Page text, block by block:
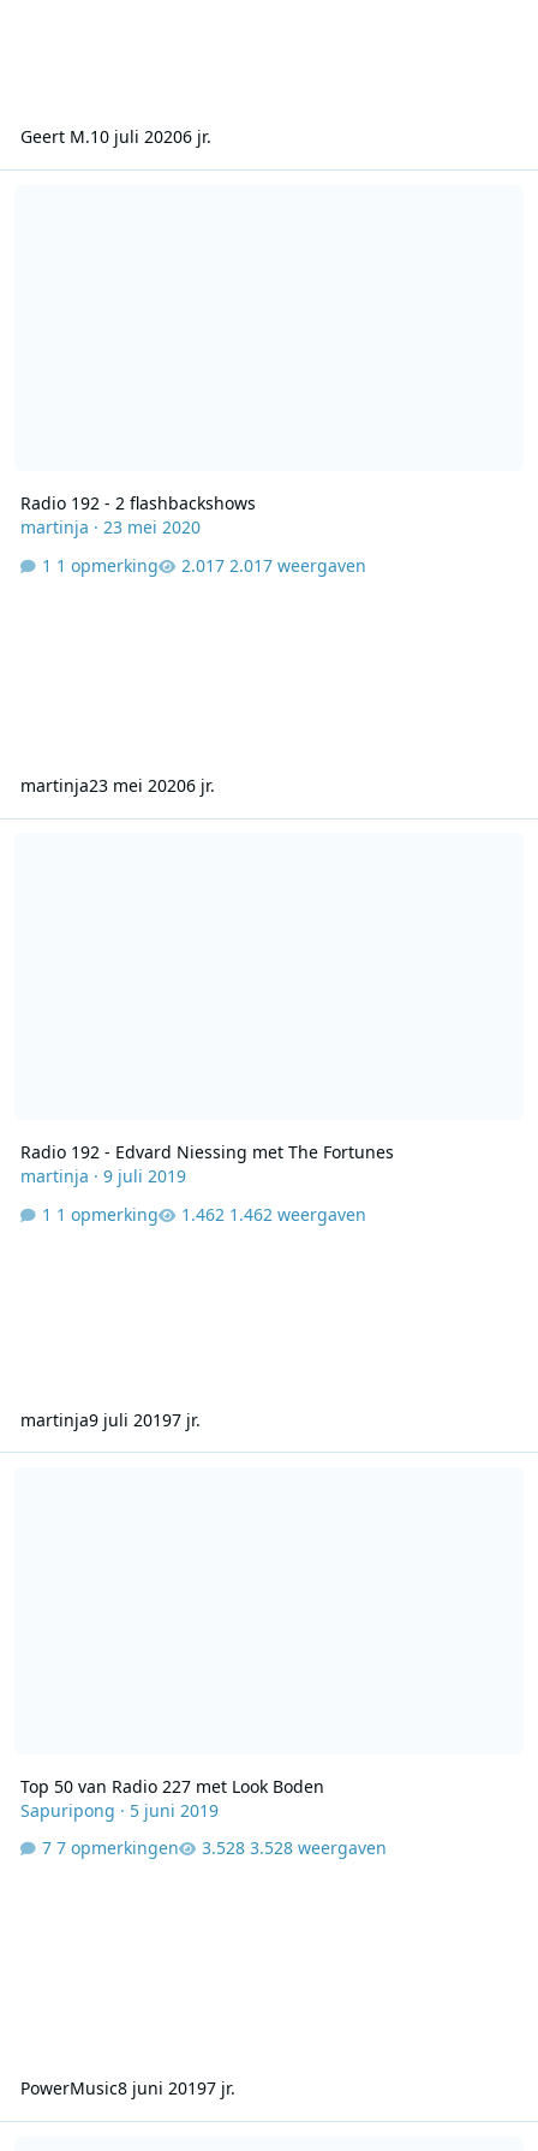
Geert M.10 juli 20206 jr.
Radio 192 - 2 flashbackshows
martinja · 23 mei 2020
1 opmerking
2.017 weergaven
martinja23 mei 20206 jr.
Radio 192 - Edvard Niessing met The Fortunes
martinja · 9 juli 2019
1 opmerking
1.462 weergaven
martinja9 juli 20197 jr.
Top 50 van Radio 227 met Look Boden
Sapuripong · 5 juni 2019
7 opmerkingen
3.528 weergaven
PowerMusic8 juni 20197 jr.